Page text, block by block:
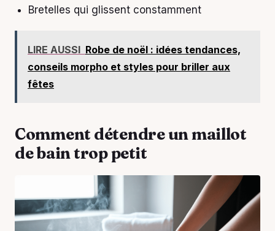
Bretelles qui glissent constamment
LIRE AUSSI Robe de noël : idées tendances,
conseils morpho et styles pour briller aux
fêtes
Comment détendre un maillot
de bain trop petit